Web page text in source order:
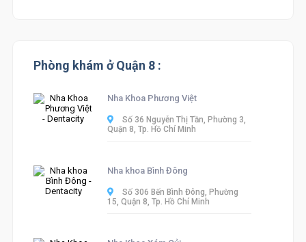
Phòng khám ở Quận 8 :
Nha Khoa Phương Việt
Số 36 Nguyễn Thị Tần, Phường 3,
Quận 8, Tp. Hồ Chí Minh
Nha khoa Bình Đông
Số 306 Bến Bình Đông, Phường
15, Quận 8, Tp. Hồ Chí Minh